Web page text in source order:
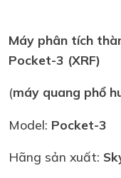
Máy phân tích
Pocket-3 (XRF)
(máy quang phổ
Model: Pocket-3
Hãng sản xuất: